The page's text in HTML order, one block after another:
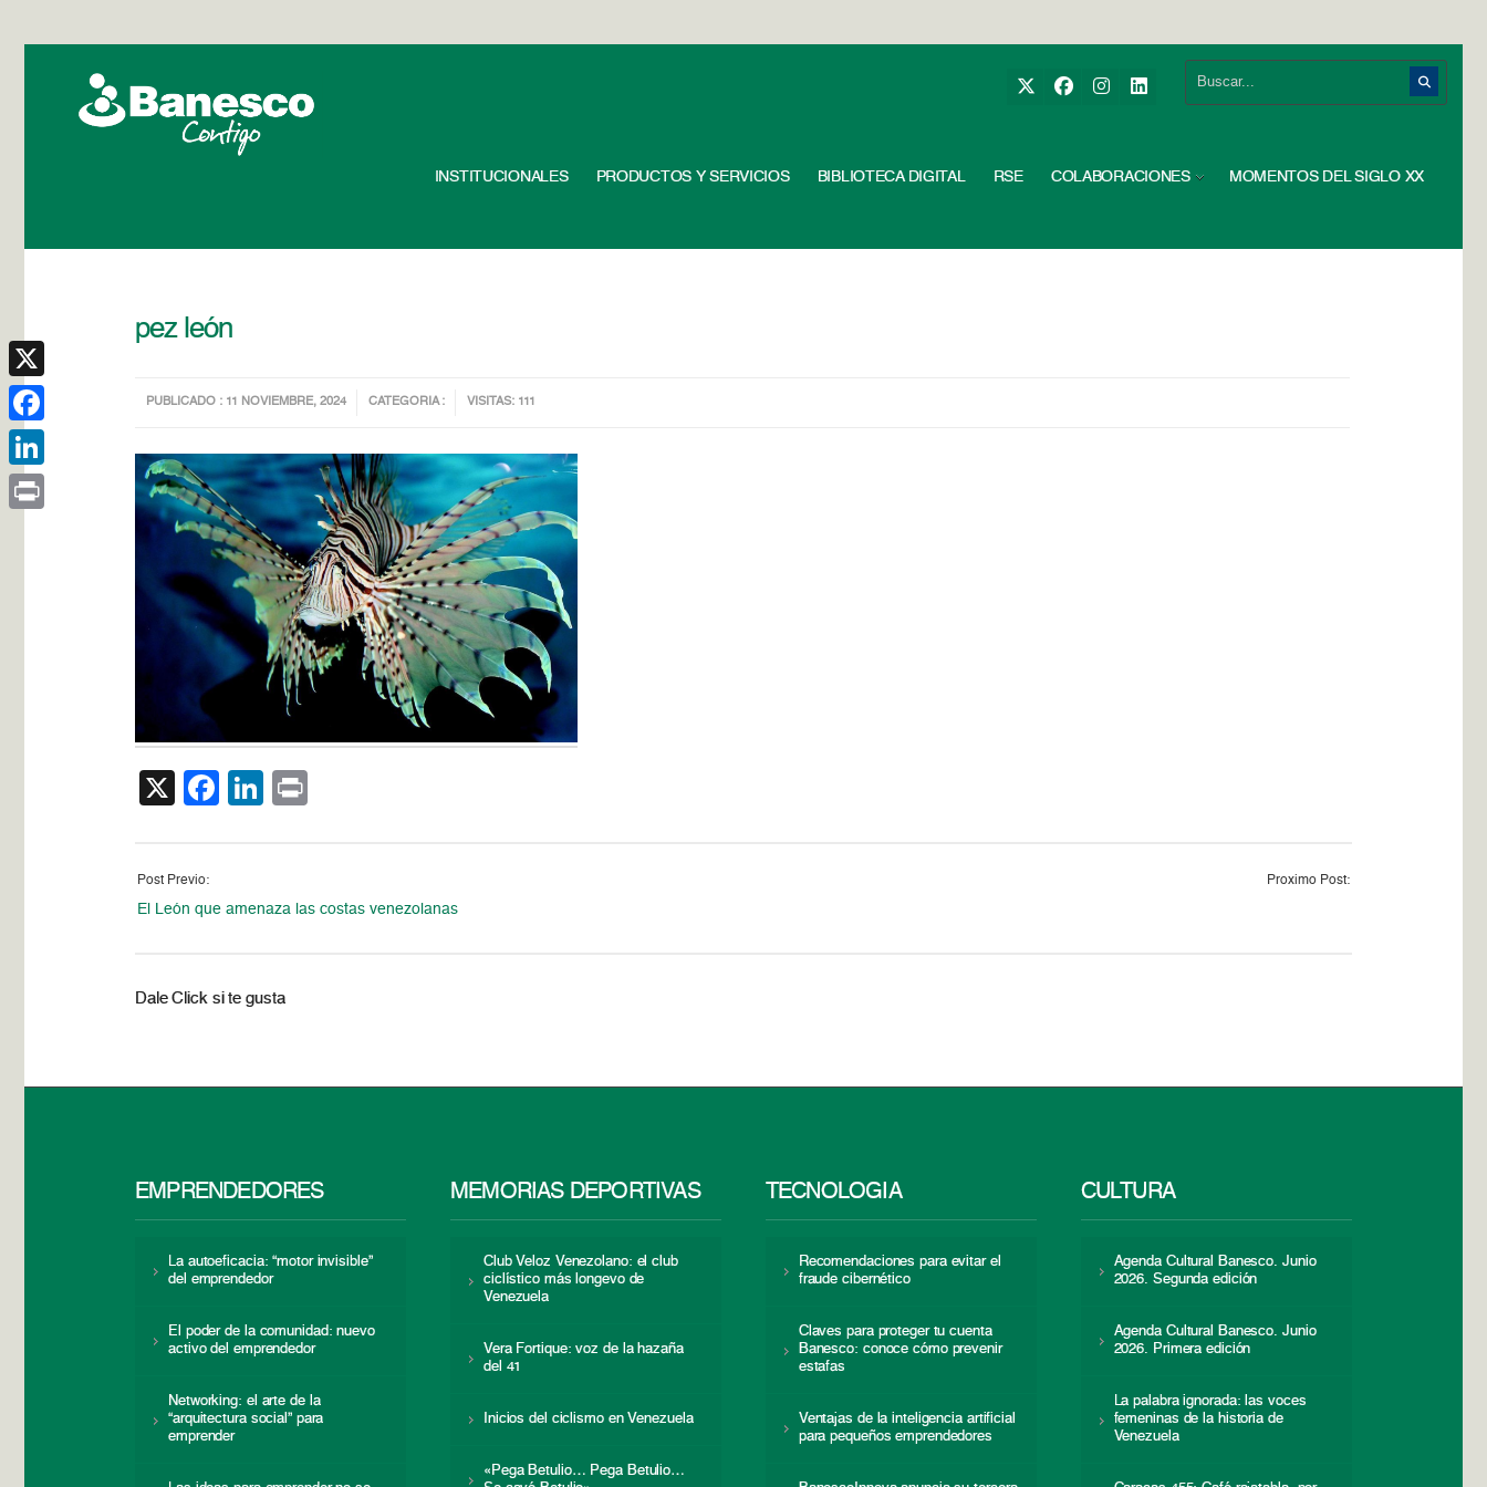
INSTITUCIONALES PRODUCTOS Y SERVICIOS BIBLIOTECA DIGITAL RSE COLABORACIONES MOMENTOS DEL SIGLO XX
pez león
PUBLICADO : 11 NOVIEMBRE, 2024 CATEGORIA : VISITAS: 111
X Facebook
LinkedIn
Post Previo:
El León que amenaza las costas venezolanas
Proximo Post:
Dale Click si te gusta
EMPRENDEDORES
La autoeficacia: “motor invisible”
del emprendedor
El poder de la comunidad: nuevo
activo del emprendedor
Networking: el arte de la
“arquitectura social” para
emprender
MEMORIAS DEPORTIVAS
Club Veloz Venezolano: el club
ciclístico más longevo de
Venezuela
Vera Fortique: voz de la hazaña
del 41
Inicios del ciclismo en Venezuela
«Pega Betulio… Pega Betulio…
TECNOLOGÍA
Recomendaciones para evitar el
fraude cibernético
Claves para proteger tu cuenta
Banesco: conoce cómo prevenir
estafas
Ventajas de la inteligencia artificial
para pequeños emprendedores
CULTURA
Agenda Cultural Banesco. Junio
2026. Segunda edición
Agenda Cultural Banesco. Junio
2026. Primera edición
La palabra ignorada: las voces
femeninas de la historia de
Venezuela
X
Facebook
LinkedIn